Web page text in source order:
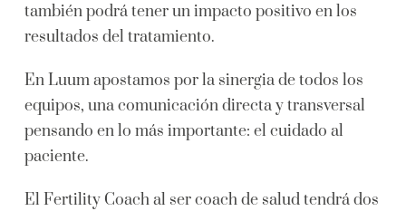
también podrá tener un impacto positivo en los
resultados del tratamiento.
En Luum apostamos por la sinergia de todos los
equipos, una comunicación directa y transversal
pensando en lo más importante: el cuidado al
paciente.
El Fertility Coach al ser coach de salud tendrá dos